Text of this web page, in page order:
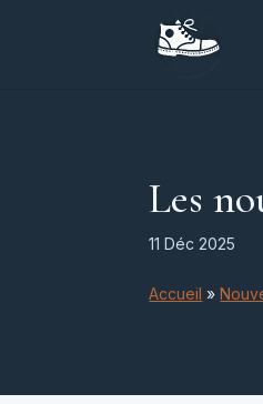
Les
11 Déc 2025
Accueil »